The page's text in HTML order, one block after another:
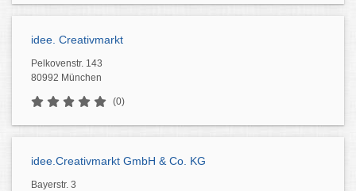
idee. Creativmarkt
Pelkovenstr. 143
80992 München
(0)
idee.Creativmarkt GmbH & Co. KG
Bayerstr. 3